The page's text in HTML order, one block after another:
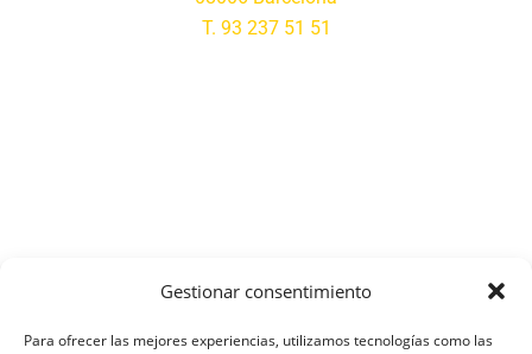
Gestionar consentimiento
Para ofrecer las mejores experiencias, utilizamos tecnologías como las
T. 93 237 51 51